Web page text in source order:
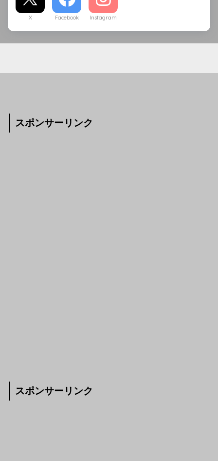
X Facebook Instagram
スポンサーリンク
スポンサーリンク